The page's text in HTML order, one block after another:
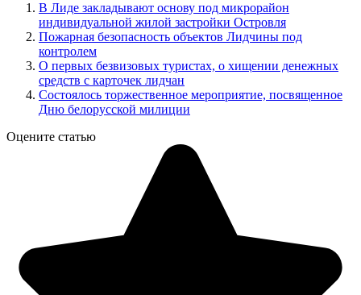
В Лиде закладывают основу под микрорайон
индивидуальной жилой застройки Островля
Пожарная безопасность объектов Лидчины под
контролем
О первых безвизовых туристах, о хищении денежных
средств с карточек лидчан
Состоялось торжественное мероприятие, посвященное
Дню белорусской милиции
Оцените статью